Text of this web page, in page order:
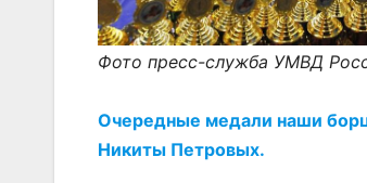
Фото пресс-служба УМВД
Очередные медали наши
Никиты Петровых.